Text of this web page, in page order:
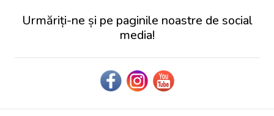
Urmăriți-ne și pe paginile noastre de social
media!